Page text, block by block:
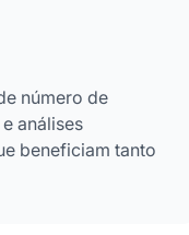
número de
análises
beneficiam tanto